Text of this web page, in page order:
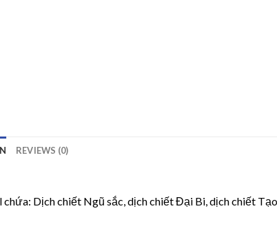
REVIEWS (0)
chứa: Dịch chiết Ngũ sắc, dịch chiết Đại Bi, dịch chiết